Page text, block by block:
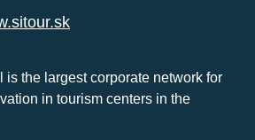
is the largest corporate network for
in tourism centers in the